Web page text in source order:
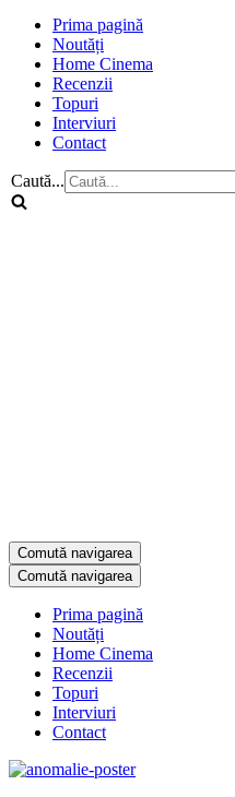
Prima pagină
Noutăți
Home Cinema
Recenzii
Topuri
Interviuri
Contact
Caută...
Comută navigarea
Comută navigarea
Prima pagină
Noutăți
Home Cinema
Recenzii
Topuri
Interviuri
Contact